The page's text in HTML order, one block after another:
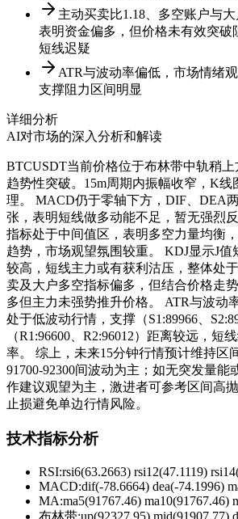
主动买卖比1.18、多空账户与大
表明资金偏多，但价格未有效突破
短线迟疑
ATR与波动率偏低，市场情绪
支撑阻力区间明显
详细分析
AI对市场的深入分析和解读
BTCUSDT当前价格位于布林带中轨稍
趋势性突破。15m周期内振幅收窄，K线
理。 MACD仍于零轴下方，DIF、DEA
张，表明短线做多动能不足，暂无强烈
指标处于中间值区，表明多空力量均衡
趋势，市场观望氛围较重。 KDJ显示J
较高，短线主力或有获利沽压，整体处
卖及大户多空指标偏多，但结合价格走
多但主力未强势推升价格。 ATR与波动
处于低波动行情，支撑（S1:89966、
（R1:96600、R2:96012）距离较远，短
率。 综上，未来15分钟行情预计维持区
91700-92300间波动为主；如无突发量能
作建议观望为主，激进者可参考区间高
止损避免单边行情风险。
技术指标分析
RSI:rsi6(63.2663) rsi12(47.1119)
MACD:dif(-78.6664) dea(-74.1996)
MA:ma5(91767.46) ma10(91767.46)
布林带:up(92327.95) mid(91907.77)